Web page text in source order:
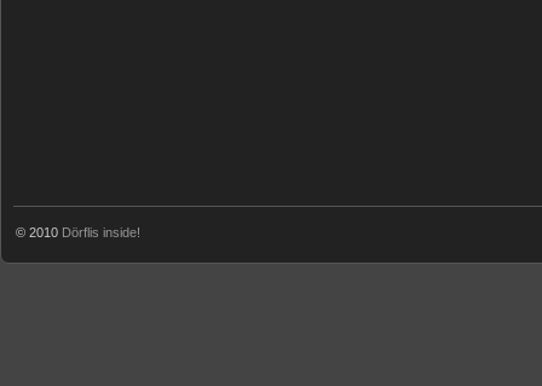
© 2010 Dörflis inside!